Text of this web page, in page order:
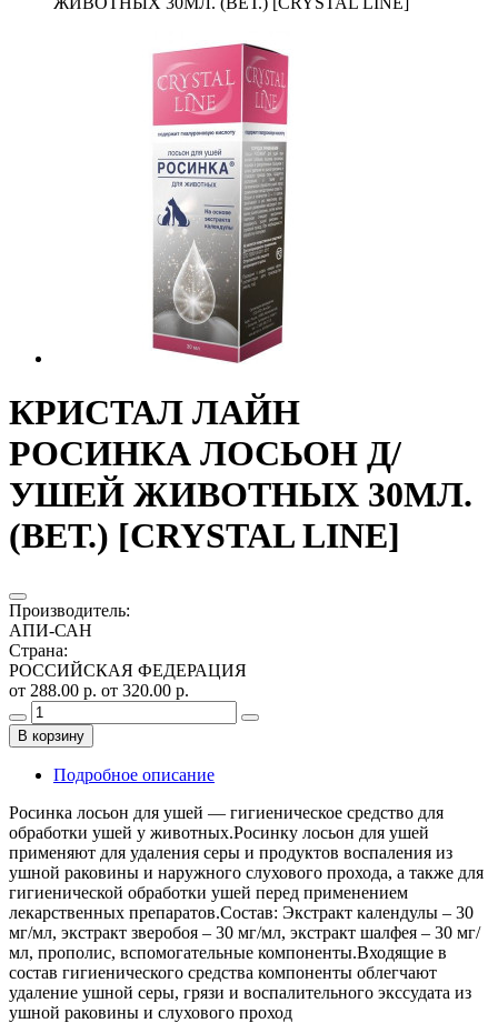
КРИСТАЛ ЛАЙН
РОСИНКА ЛОСЬОН Д/
УШЕЙ ЖИВОТНЫХ 30МЛ.
(ВЕТ.) [CRYSTAL LINE]
Производитель:
АПИ-САН
Страна:
РОССИЙСКАЯ ФЕДЕРАЦИЯ
от 288.00 р. от 320.00 р.
В корзину
Подробное описание
Росинка лосьон для ушей — гигиеническое средство для
обработки ушей у животных.Росинку лосьон для ушей
применяют для удаления серы и продуктов воспаления из
ушной раковины и наружного слухового прохода, а также для
гигиенической обработки ушей перед применением
лекарственных препаратов.Состав: Экстракт календулы – 30
мг/мл, экстракт зверобоя – 30 мг/мл, экстракт шалфея – 30 мг/
мл, прополис, вспомогательные компоненты.Входящие в
состав гигиенического средства компоненты облегчают
удаление ушной серы, грязи и воспалительного экссудата из
ушной раковины и слухового проход